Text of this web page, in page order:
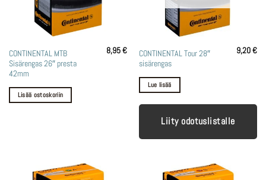
CONTINENTAL MTB
Sisärengas 26″ presta
42mm
8,95€
Lisää ostoskoriin
CONTINENTAL Tour 28″
sisärengas
9,20€
Lue lisää
Liity odotuslistalle